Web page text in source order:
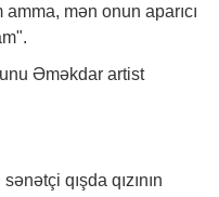
amma, mən onun aparıcı
Əməkdar artist
qışda qızının